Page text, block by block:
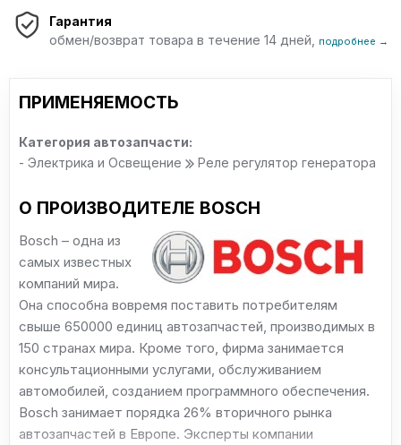
Гарантия
обмен/возврат товара в течение 14 дней,
подробнее →
ПРИМЕНЯЕМОСТЬ
Категория автозапчасти:
- Электрика и Освещение
Реле регулятор генератора
О ПРОИЗВОДИТЕЛЕ BOSCH
Bosch – одна из
самых известных
компаний мира.
Она способна вовремя поставить потребителям
свыше 650000 единиц автозапчастей, производимых в
150 странах мира. Кроме того, фирма занимается
консультационными услугами, обслуживанием
автомобилей, созданием программного обеспечения.
Bosch занимает порядка 26% вторичного рынка
автозапчастей в Европе. Эксперты компании